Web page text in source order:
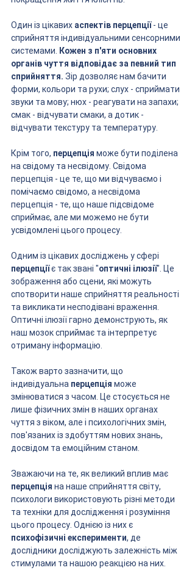
Один із цікавих аспектів перцепції - це
сприйняття індивідуальними сенсорними
системами.
Кожен з п'яти основних
органів чуття відповідає за певний тип
сприйняття. Зір дозволяє нам бачити
форми, кольори та рухи; слух - сприймати
звуки та мову; нюх - реагувати на запахи;
смак - відчувати смаки, а дотик -
відчувати текстуру та температуру.
Крім того, перцепція може бути поділена
на свідому та несвідому. Свідома
перцепція - це те, що ми відчуваємо і
помічаємо свідомо, а несвідома
перцепція - те, що наше підсвідоме
сприймає, але ми можемо не бути
усвідомлені цього процесу.
Одним із цікавих досліджень у сфері
перцепції є так звані "оптичні ілюзії". Це
зображення або сцени, які можуть
спотворити наше сприйняття реальності
та викликати несподівані враження.
Оптичні ілюзії гарно демонструють, як
наш мозок сприймає та інтерпретує
отриману інформацію.
Також варто зазначити, що
індивідуальна перцепція може
змінюватися з часом. Це стосується не
лише фізичних змін в наших органах
чуття з віком, але і психологічних змін,
пов'язаних із здобуттям нових знань,
досвідом та емоційним станом.
Зважаючи на те, як великий вплив має
перцепція на наше сприйняття світу,
психологи використовують різні методи
та техніки для дослідження і розуміння
цього процесу. Однією із них є
психофізичні експерименти, де
дослідники досліджують залежність між
стимулами та нашою реакцією на них.